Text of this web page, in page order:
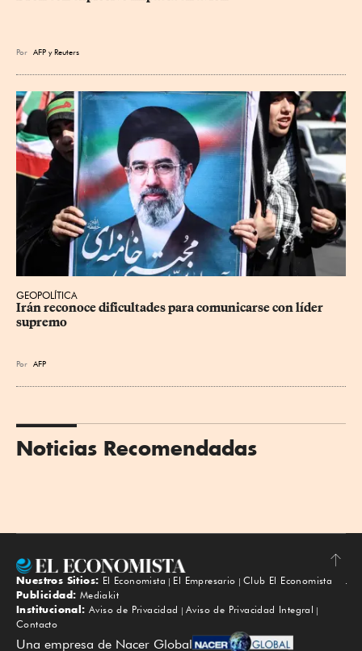
Por AFP yReuters
GEOPOLÍTICA
Irán reconoce dificultades para comunicarse con líder
supremo
Por AFP
Noticias Recomendadas
Subir
Nuestros Sitios: El Economista El Empresario
Club El Economista
Publicidad: Mediakit
Institucional: Aviso de Privacidad
Aviso de Privacidad Integral
Contacto
Una empresa de Nacer Global